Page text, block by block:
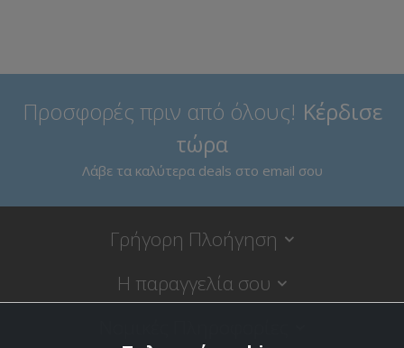
Προσφορές πριν από όλους! Κέρδισε
τώρα
Λάβε τα καλύτερα deals στο email σου
Γρήγορη Πλοήγηση
Η παραγγελία σου